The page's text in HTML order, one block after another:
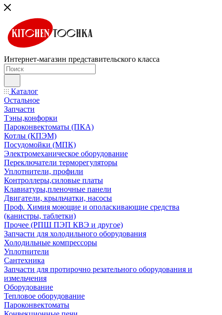
Интернет-магазин представительского класса
Каталог
Остальное
Запчасти
Тэны,конфорки
Пароконвектоматы (ПКА)
Котлы (КПЭМ)
Посудомойки (МПК)
Электромеханическое оборудование
Переключатели терморегуляторы
Уплотнители, профили
Контроллеры,силовые платы
Клавиатуры,пленочные панели
Двигатели, крыльчатки, насосы
Проф. Химия моющие и ополаскивающие средства
(канистры, таблетки)
Прочее (РПШ ПЭП КВЭ и другое)
Запчасти для холодильного оборудования
Холодильные компрессоры
Уплотнители
Сантехника
Запчасти для протирочно резательного оборудования и
измельчения
Оборудование
Тепловое оборудование
Пароконвектоматы